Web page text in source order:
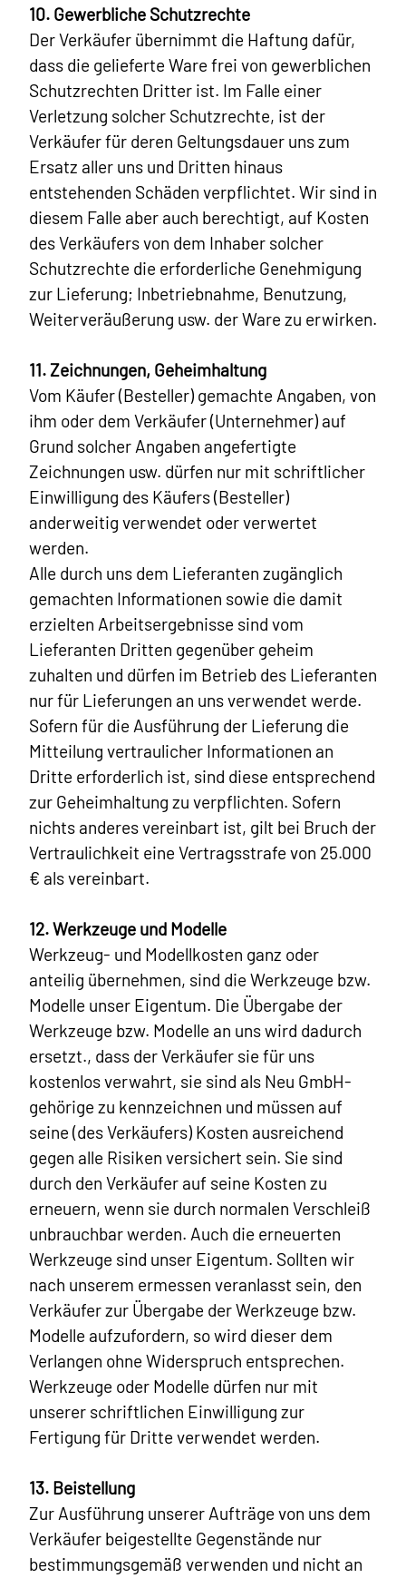
10. Gewerbliche Schutzrechte
Der Verkäufer übernimmt die Haftung dafür,
dass die gelieferte Ware frei von gewerblichen
Schutzrechten Dritter ist. Im Falle einer
Verletzung solcher Schutzrechte, ist der
Verkäufer für deren Geltungsdauer uns zum
Ersatz aller uns und Dritten hinaus
entstehenden Schäden verpflichtet. Wir sind in
diesem Falle aber auch berechtigt, auf Kosten
des Verkäufers von dem Inhaber solcher
Schutzrechte die erforderliche Genehmigung
zur Lieferung; Inbetriebnahme, Benutzung,
Weiterveräußerung usw. der Ware zu erwirken.
11. Zeichnungen, Geheimhaltung
Vom Käufer (Besteller) gemachte Angaben, von
ihm oder dem Verkäufer (Unternehmer) auf
Grund solcher Angaben angefertigte
Zeichnungen usw. dürfen nur mit schriftlicher
Einwilligung des Käufers (Besteller)
anderweitig verwendet oder verwertet
werden.
Alle durch uns dem Lieferanten zugänglich
gemachten Informationen sowie die damit
erzielten Arbeitsergebnisse sind vom
Lieferanten Dritten gegenüber geheim
zuhalten und dürfen im Betrieb des Lieferanten
nur für Lieferungen an uns verwendet werde.
Sofern für die Ausführung der Lieferung die
Mitteilung vertraulicher Informationen an
Dritte erforderlich ist, sind diese entsprechend
zur Geheimhaltung zu verpflichten. Sofern
nichts anderes vereinbart ist, gilt bei Bruch der
Vertraulichkeit eine Vertragsstrafe von 25.000
€ als vereinbart.
12. Werkzeuge und Modelle
Werkzeug- und Modellkosten ganz oder
anteilig übernehmen, sind die Werkzeuge bzw.
Modelle unser Eigentum. Die Übergabe der
Werkzeuge bzw. Modelle an uns wird dadurch
ersetzt., dass der Verkäufer sie für uns
kostenlos verwahrt, sie sind als Neu GmbH-
gehörige zu kennzeichnen und müssen auf
seine (des Verkäufers) Kosten ausreichend
gegen alle Risiken versichert sein. Sie sind
durch den Verkäufer auf seine Kosten zu
erneuern, wenn sie durch normalen Verschleiß
unbrauchbar werden. Auch die erneuerten
Werkzeuge sind unser Eigentum. Sollten wir
nach unserem ermessen veranlasst sein, den
Verkäufer zur Übergabe der Werkzeuge bzw.
Modelle aufzufordern, so wird dieser dem
Verlangen ohne Widerspruch entsprechen.
Werkzeuge oder Modelle dürfen nur mit
unserer schriftlichen Einwilligung zur
Fertigung für Dritte verwendet werden.
13. Beistellung
Zur Ausführung unserer Aufträge von uns dem
Verkäufer beigestellte Gegenstände nur
bestimmungsgemäß verwenden und nicht an